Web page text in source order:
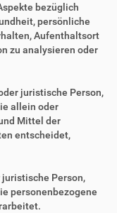
bezüglich
persönliche
Aufenthaltsort
zu analysieren oder
juristische Person,
allein oder
Mittel der
entscheidet,
Person,
personenbezogene